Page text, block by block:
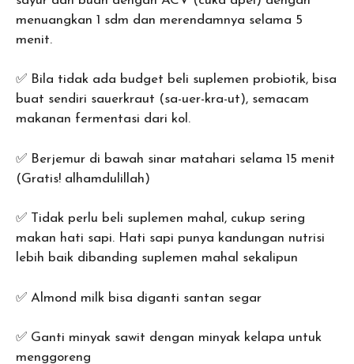
menuangkan 1 sdm dan merendamnya selama 5
menit.
✅ Bila tidak ada budget beli suplemen probiotik, bisa
buat sendiri sauerkraut (sa-uer-kra-ut), semacam
makanan fermentasi dari kol.
✅ Berjemur di bawah sinar matahari selama 15 menit
(Gratis! alhamdulillah)
✅ Tidak perlu beli suplemen mahal, cukup sering
makan hati sapi. Hati sapi punya kandungan nutrisi
lebih baik dibanding suplemen mahal sekalipun
✅ Almond milk bisa diganti santan segar
✅ Ganti minyak sawit dengan minyak kelapa untuk
menggoreng